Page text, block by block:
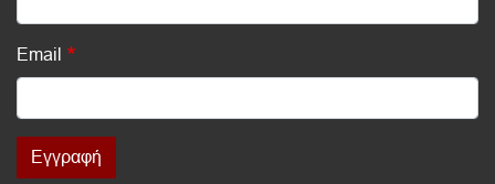
Email
Εγγραφή